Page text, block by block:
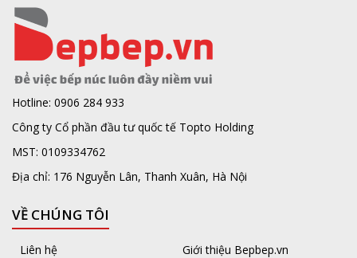
Hotline: 0906 284 933
Công ty Cổ phần đầu tư quốc tế Topto Holding
MST: 0109334762
Địa chỉ: 176 Nguyễn Lân, Thanh Xuân, Hà Nội
VỀ CHÚNG TÔI
Liên hệ
Giới thiệu Bepbep.vn